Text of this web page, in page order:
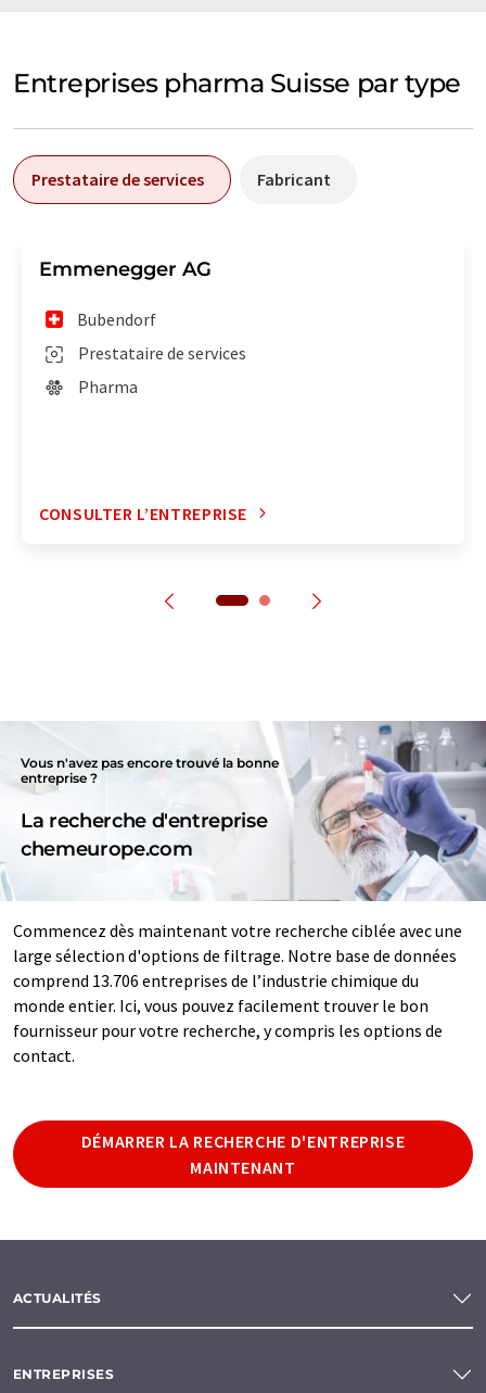
Entreprises pharma Suisse par type
Prestataire de services Fabricant
Emmenegger AG
Prestataire de services
Bubendorf
Pharma
CONSULTER L’ENTREPRISE
Vous n'avez pas encore trouvé la bonne
entreprise ?
La recherche d'entreprise
chemeurope.com
Commencez dès maintenant votre recherche ciblée avec une
large sélection d'options de filtrage. Notre base de données
comprend 13.706 entreprises de l’industrie chimique du
monde entier. Ici, vous pouvez facilement trouver le bon
fournisseur pour votre recherche, y compris les options de
contact.
DÉMARRER LA RECHERCHE D'ENTREPRISE
MAINTENANT
ACTUALITÉS
ENTREPRISES